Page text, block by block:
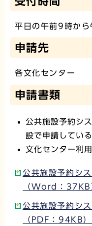
平日の午前9時か
申請先
各文化センター
申請書類
公共施設予約シ
設で申請してい
文化センター利
公共施設予約シ
（Word：37KB
公共施設予約シ
（PDF：94KB）